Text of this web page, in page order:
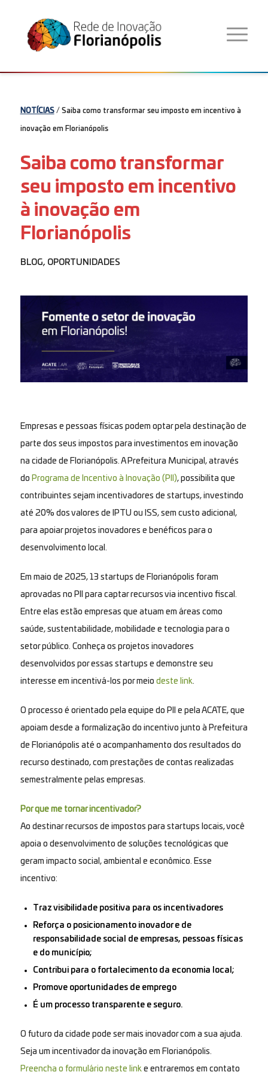
NOTÍCIAS/ Saiba como transformar seu imposto em incentivo à
inovação em Florianópolis
Saiba como transformar
seu imposto em incentivo
à inovação em
Florianópolis
BLOG, OPORTUNIDADES
Empresas e pessoas físicas podem optar pela destinação de
parte dos seus impostos para investimentos em inovação
na cidade de Florianópolis. A Prefeitura Municipal, através
do Programa de Incentivo à Inovação (PII), possibilita que
contribuintes sejam incentivadores de startups, investindo
até 20% dos valores de IPTU ou ISS, sem custo adicional,
para apoiar projetos inovadores e benéficos para o
desenvolvimento local.
Em maio de 2025, 13 startups de Florianópolis foram
aprovadas no PII para captar recursos via incentivo fiscal.
Entre elas estão empresas que atuam em áreas como
saúde, sustentabilidade, mobilidade e tecnologia para o
setor público. Conheça os projetos inovadores
desenvolvidos por essas startups e demonstre seu
interesse em incentivá-los por meio deste link.
O processo é orientado pela equipe do PII e pela ACATE, que
apoiam desde a formalização do incentivo junto à Prefeitura
de Florianópolis até o acompanhamento dos resultados do
recurso destinado, com prestações de contas realizadas
semestralmente pelas empresas.
Por que me tornar incentivador?
Ao destinar recursos de impostos para startups locais, você
apoia o desenvolvimento de soluções tecnológicas que
geram impacto social, ambiental e econômico. Esse
incentivo:
Traz visibilidade positiva para os incentivadores
Reforça o posicionamento inovador e de
responsabilidade social de empresas, pessoas físicas
e do município;
Contribui para o fortalecimento da economia local;
Promove oportunidades de emprego
É um processo transparente e seguro.
O futuro da cidade pode ser mais inovador com a sua ajuda.
Seja um incentivador da inovação em Florianópolis.
Preencha o formulário neste link e entraremos em contato